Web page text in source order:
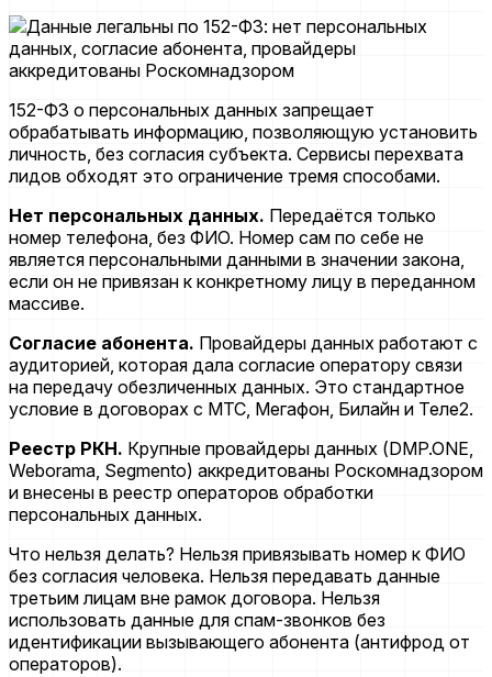
152-ФЗ о персональных данных запрещает
обрабатывать информацию, позволяющую установить
личность, без согласия субъекта. Сервисы перехвата
лидов обходят это ограничение тремя способами.
Нет персональных данных. Передаётся только
номер телефона, без ФИО. Номер сам по себе не
является персональными данными в значении закона,
если он не привязан к конкретному лицу в переданном
массиве.
Согласие абонента. Провайдеры данных работают с
аудиторией, которая дала согласие оператору связи
на передачу обезличенных данных. Это стандартное
условие в договорах с МТС, Мегафон, Билайн и Теле2.
Реестр РКН. Крупные провайдеры данных (DMP.ONE,
Weborama, Segmento) аккредитованы Роскомнадзором
и внесены в реестр операторов обработки
персональных данных.
Что нельзя делать? Нельзя привязывать номер к ФИО
без согласия человека. Нельзя передавать данные
третьим лицам вне рамок договора. Нельзя
использовать данные для спам-звонков без
идентификации вызывающего абонента (антифрод от
операторов).